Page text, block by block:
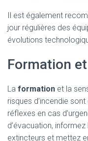
Il est également
jour régulières des
évolutions
Formation
La formation et la
risques d’incendie
réflexes en cas
d’évacuation,
extincteurs et mettez